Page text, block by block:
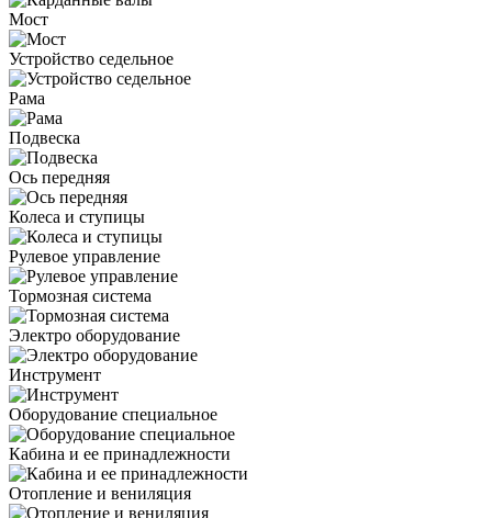
Мост
Устройство седельное
Рама
Подвеска
Ось передняя
Колеса и ступицы
Рулевое управление
Тормозная система
Электро оборудование
Инструмент
Оборудование специальное
Кабина и ее принадлежности
Отопление и вениляция